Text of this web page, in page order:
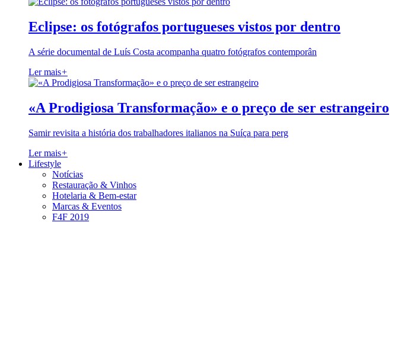
Eclipse: os fotógrafos portugueses vistos por dentro
A série documental de Luís Costa acompanha quatro fotógrafos contemporân
Ler mais+
«A Prodigiosa Transformação» e o preço de ser estrangeiro
Samir revisita a história dos trabalhadores italianos na Suíça para perg
Ler mais+
Lifestyle
Notícias
Restauração & Vinhos
Hotelaria & Bem-estar
Marcas & Eventos
F4F 2019